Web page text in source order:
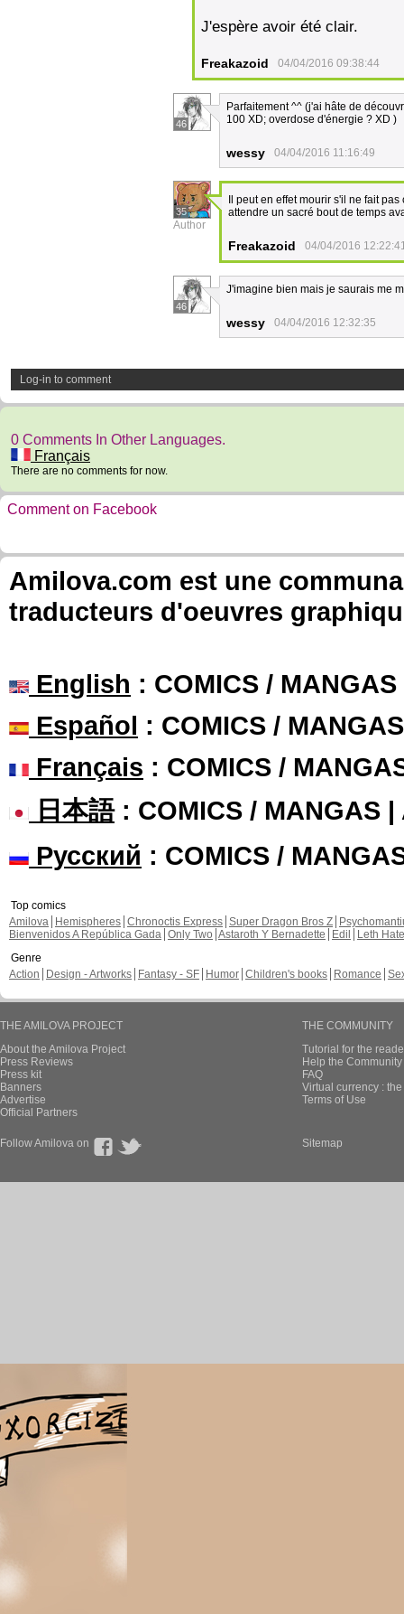
J'espère avoir été clair.
Freakazoid 04/04/2016 09:38:44
46
Parfaitement ^^ (j'ai hâte de
100 XD; overdose d'énergie ? XD )
wessy 04/04/2016 11:16:49
35
Author
Il peut en effet mourir s'il ne fait
attendre un sacré bout de temps
Freakazoid 04/04/2016
46
J'imagine bien mais je saurais me
wessy 04/04/2016 12:32:35
Log-in to comment
0 Comments In Other Languages.
Français
There are no comments for now.
Comment on Facebook
Amilova.com est une
traducteurs d'oeuvres
English : COMICS /
Español : COMICS /
Français : COMICS /
日本語: COMICS / MANGAS |
Русский : COMICS /
Top comics
Amilova
Hemispheres Chronoctis Express Super Dragon Bros Z
Bienvenidos A República Gada Only Two Astaroth Y Bernadette Edil
Leth Hate
Genre
Action
Design - Artworks Fantasy - SF Humor Children's books Romance
THE AMILOVA PROJECT
About the Amilova Project
Press Reviews
Press kit
Banners
Advertise
Official Partners
THE COMMUNITY
Tutorial for the
Help the
FAQ
Virtual currency :
Terms of Use
Follow Amilova on Sitemap